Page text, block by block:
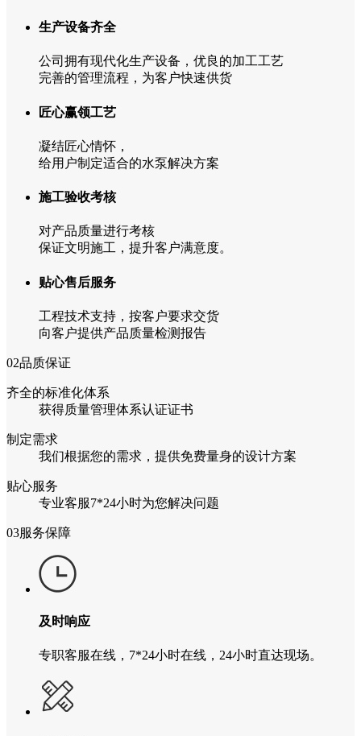
生产设备齐全
公司拥有现代化生产设备，优良的加工工艺
完善的管理流程，为客户快速供货
匠心赢领工艺
凝结匠心情怀，
给用户制定适合的水泵解决方案
施工验收考核
对产品质量进行考核
保证文明施工，提升客户满意度。
贴心售后服务
工程技术支持，按客户要求交货
向客户提供产品质量检测报告
02品质保证
齐全的标准化体系
获得质量管理体系认证证书
制定需求
我们根据您的需求，提供免费量身的设计方案
贴心服务
专业客服7*24小时为您解决问题
03服务保障
及时响应
专职客服在线，7*24小时在线，24小时直达现场。